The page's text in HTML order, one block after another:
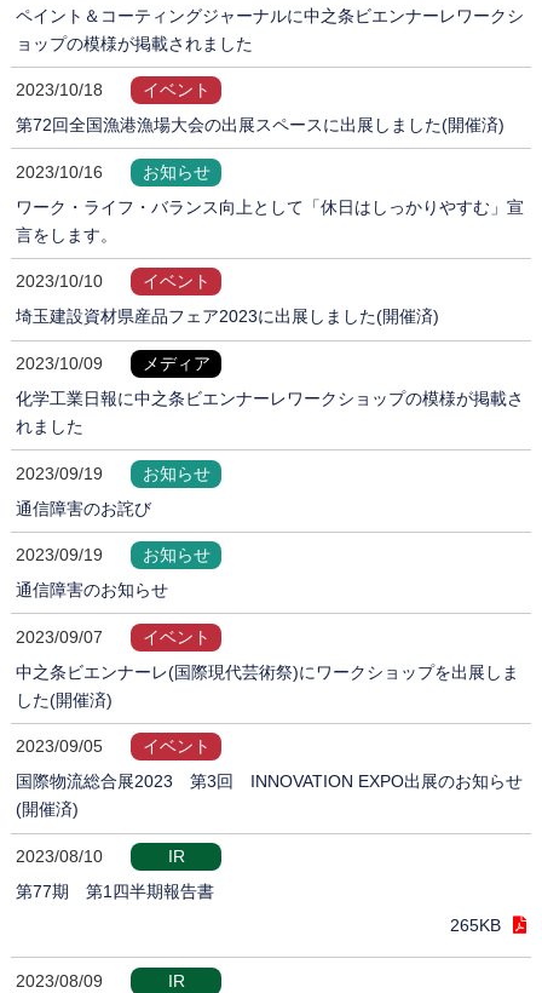
ペイント＆コーティングジャーナルに中之条ビエンナーレワークシ
ョップの模様が掲載されました
2023/10/18
イベント
第72回全国漁港漁場大会の出展スペースに出展しました(開催済)
2023/10/16
お知らせ
ワーク・ライフ・バランス向上として「休日はしっかりやすむ」宣
言をします。
2023/10/10
イベント
埼玉建設資材県産品フェア2023に出展しました(開催済)
2023/10/09
メディア
化学工業日報に中之条ビエンナーレワークショップの模様が掲載さ
れました
2023/09/19
お知らせ
通信障害のお詫び
2023/09/19
お知らせ
通信障害のお知らせ
2023/09/07
イベント
中之条ビエンナーレ(国際現代芸術祭)にワークショップを出展しま
した(開催済)
2023/09/05
イベント
国際物流総合展2023 第3回 INNOVATION EXPO出展のお知らせ
(開催済)
2023/08/10
IR
第77期 第1四半期報告書
265KB
2023/08/09
IR